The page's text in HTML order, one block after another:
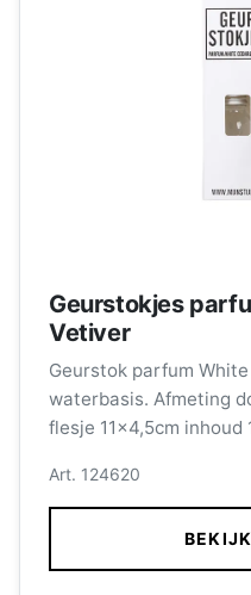
Geurstokjes
Vetiver
Geurstok parfum
waterbasis. Afmeting
flesje 11x4,5cm inhoud
Art. 124620